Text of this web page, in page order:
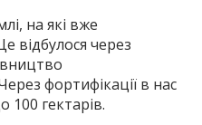
на які вже
відбулося через
фортифікації в нас
100 гектарів.